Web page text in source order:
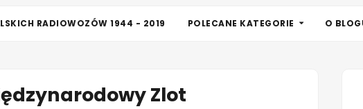
RADIOWOZÓW 1944 - 2019 POLECANE KATEGORIE O
Zlot